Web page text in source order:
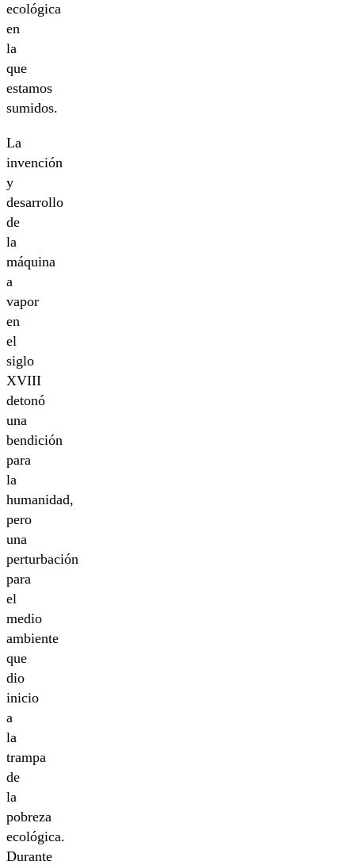
ecológica
en
la
que
estamos
sumidos.
La
invención
y
desarrollo
de
la
máquina
a
vapor
en
el
siglo
XVIII
detonó
una
bendición
para
la
humanidad,
pero
una
perturbación
para
el
medio
ambiente
que
dio
inicio
a
la
trampa
de
la
pobreza
ecológica.
Durante